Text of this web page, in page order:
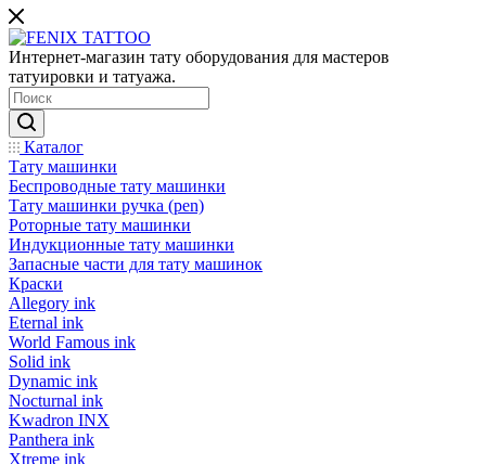
Интернет-магазин тату оборудования для мастеров
татуировки и татуажа.
Каталог
Тату машинки
Беспроводные тату машинки
Тату машинки ручка (pen)
Роторные тату машинки
Индукционные тату машинки
Запасные части для тату машинок
Краски
Allegory ink
Eternal ink
World Famous ink
Solid ink
Dynamic ink
Nocturnal ink
Kwadron INX
Panthera ink
Xtreme ink